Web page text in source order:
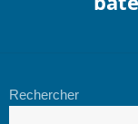
Rechercher